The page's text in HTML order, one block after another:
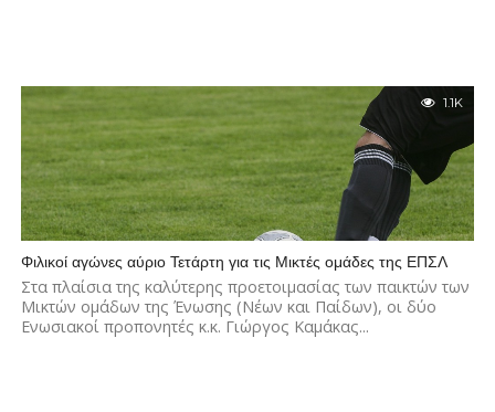
1.1K
Φιλικοί αγώνες αύριο Τετάρτη για τις Μικτές ομάδες της ΕΠΣΛ
Στα πλαίσια της καλύτερης προετοιμασίας των παικτών των
Μικτών ομάδων της Ένωσης (Νέων και Παίδων), οι δύο
Ενωσιακοί προπονητές κ.κ. Γιώργος Καμάκας...